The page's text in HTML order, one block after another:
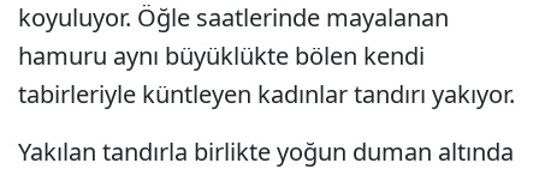
koyuluyor. Öğle saatlerinde mayalanan
hamuru aynı büyüklükte bölen kendi
tabirleriyle küntleyen kadınlar tandırı yakıyor.
Yakılan tandırla birlikte yoğun duman altında